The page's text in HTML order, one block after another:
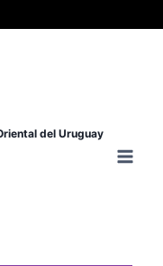
del Uruguay